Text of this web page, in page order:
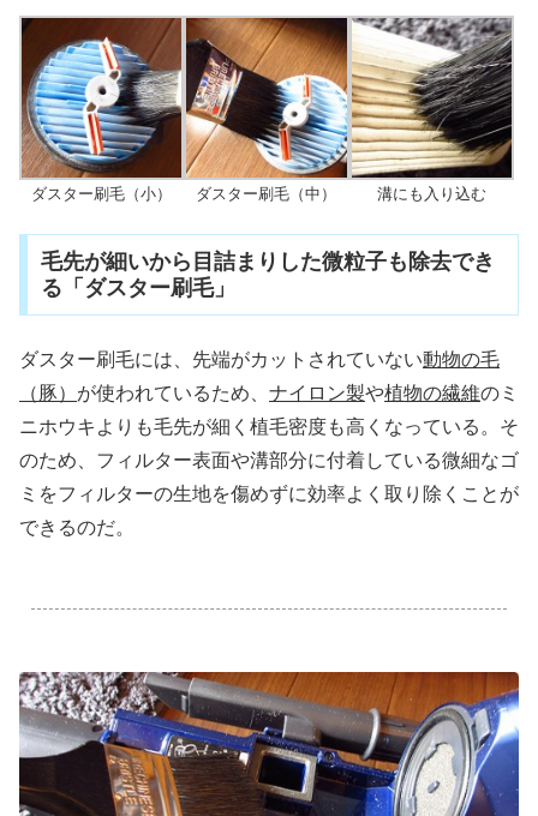
ダスター刷毛（小） ダスター刷毛（中） 溝にも入り込む
毛先が細いから目詰まりした微粒子も除去でき
る「ダスター刷毛」
ダスター刷毛には、先端がカットされていない動物の毛
（豚） が使われているため、 ナイロン製や植物の繊維のミ
ニホウキよりも毛先が細く植毛密度も高くなっている。そ
のため、フィルター表面や溝部分に付着している微細なゴ
ミをフィルターの生地を傷めずに効率よく取り除くことが
できるのだ。